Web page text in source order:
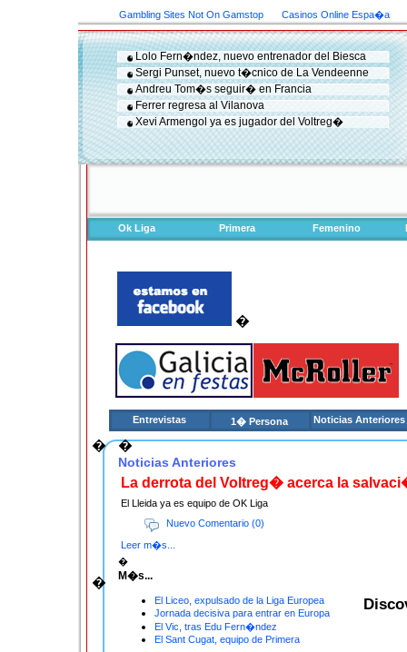
Gambling Sites Not On Gamstop Casinos Online Espa�a
Lolo Fern�ndez, nuevo entrenador del Biesca
Sergi Punset, nuevo t�cnico de La Vendeenne
Andreu Tom�s seguir� en Francia
Ferrer regresa al Vilanova
Xevi Armengol ya es jugador del Voltreg�
Ok Liga Primera Femenino
�
Entrevistas 1� Persona Noticias Anteriores
� �
�
Noticias Anteriores
La derrota del Voltreg� acerca la
El Lleida ya es equipo de OK Liga
Nuevo Comentario (0)
Leer m�s...
�
M�s...
El Liceo, expulsado de la Liga Europea
Jornada decisiva para entrar en Europa
El Vic, tras Edu Fern�ndez
El Sant Cugat, equipo de Primera